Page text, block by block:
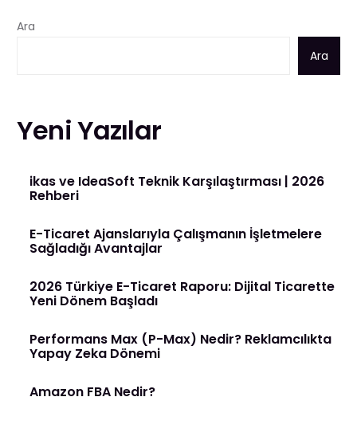
Ara
Ara
Yeni Yazılar
ikas ve IdeaSoft Teknik Karşılaştırması | 2026
Rehberi
E-Ticaret Ajanslarıyla Çalışmanın İşletmelere
Sağladığı Avantajlar
2026 Türkiye E-Ticaret Raporu: Dijital Ticarette
Yeni Dönem Başladı
Performans Max (P-Max) Nedir? Reklamcılıkta
Yapay Zeka Dönemi
Amazon FBA Nedir?